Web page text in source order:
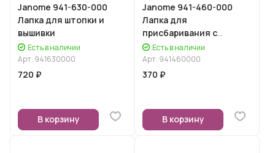
Janome 941-630-000
Лапка для штопки и
вышивки
Есть в наличии
Арт. 941630000
720 ₽
В корзину
Janome 941-460-000
Лапка для
присбаривания с
адаптером
Есть в наличии
Арт. 941460000
370 ₽
В корзину